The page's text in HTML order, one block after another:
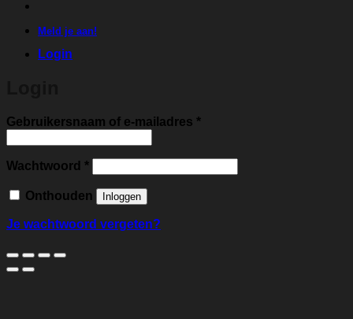
Meld je aan!
Login
Gebruikersnaam of e-mailadres *Vereist
Wachtwoord *Vereist
Onthouden Inloggen
Je wachtwoord vergeten?